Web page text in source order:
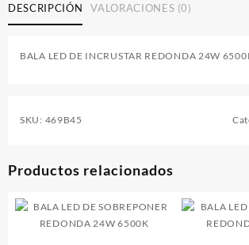
DESCRIPCIÓN VALORACIONES (0)
BALA LED DE INCRUSTAR REDONDA 24W
SKU: 469B45
Productos relacionados